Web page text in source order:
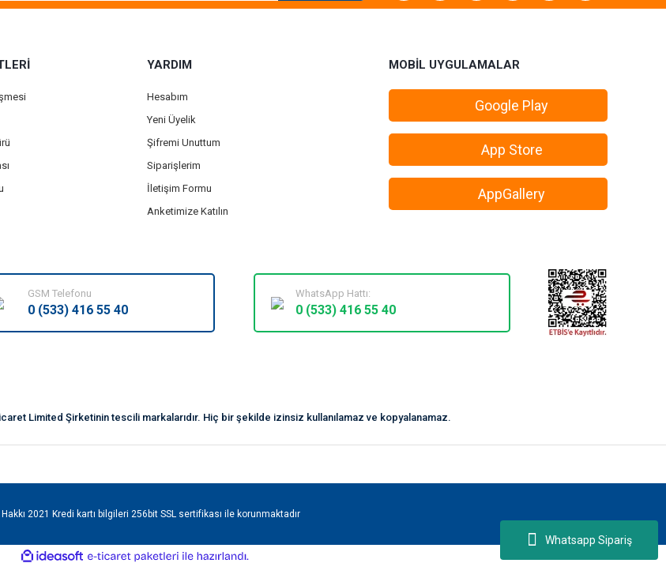
Whatsapp Sipariş
YARDIM
Hesabım
Yeni Üyelik
Şifremi Unuttum
Siparişlerim
İletişim Formu
Anketimize Katılın
MOBİL UYGULAMALAR
Google Play
App Store
AppGallery
GSM Telefonu
0 (533) 416 55 40
WhatsApp Hattı:
0 (533) 416 55 40
Limited Şirketinin tescili markalarıdır. Hiç bir şekilde izinsiz kullanılamaz ve kopyalanamaz.
2021 Kredi kartı bilgileri 256bit SSL sertifikası ile korunmaktadır
ideasoft e-